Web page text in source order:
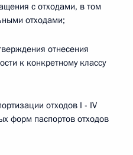
с отходами, в том
отходами;
отнесения
к конкретному классу
отходов I - IV
форм паспортов отходов